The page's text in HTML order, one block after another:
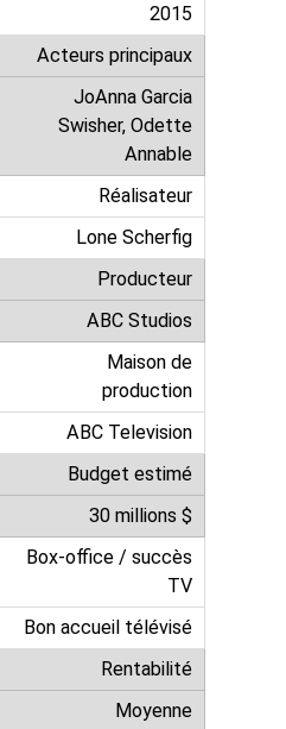
2015
Acteurs principaux
JoAnna Garcia
Swisher, Odette
Annable
Réalisateur
Lone Scherfig
Producteur
ABC Studios
Maison de
production
ABC Television
Budget estimé
30 millions $
Box-office / succès
TV
Bon accueil télévisé
Rentabilité
Moyenne